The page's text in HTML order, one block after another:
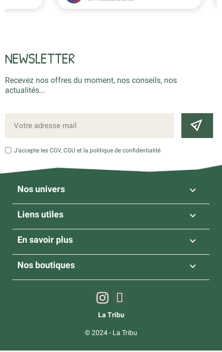
NEWSLETTER
Recevez nos offres du moment, nos conseils, nos
actualités...
J’accepte les CGV, CGU et la politique de confidentialité
Nos univers 
Liens utiles 
En savoir plus 
Nos boutiques 
La Tribu
© 2024 - La Tribu